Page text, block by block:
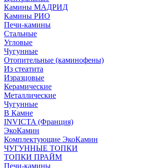
Камины МАДРИД
Камины РИО
Печи-камины
Стальные
Угловые
Чугунные
Отопительные (каминофены)
Из стеатита
Изразцовые
Керамические
Металлические
Чугунные
В Камне
INVICTA (Франция)
ЭкоКамин
Комплектующие ЭкоКамин
ЧУГУННЫЕ ТОПКИ
ТОПКИ ПРАЙМ
Печи-камины